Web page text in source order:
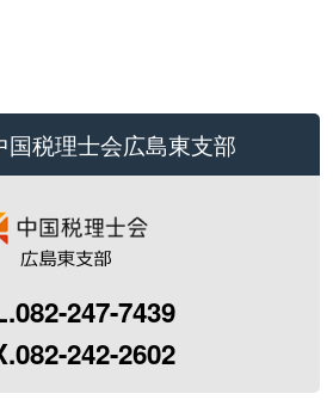
税理士会広島東支部
247-7439
242-2602